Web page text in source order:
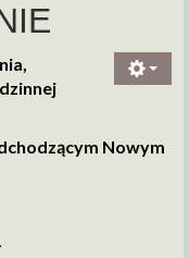
Nowym